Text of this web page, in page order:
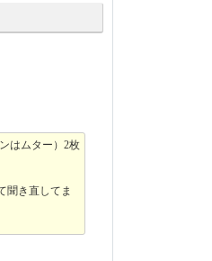
はムター）2枚
聞き直してま